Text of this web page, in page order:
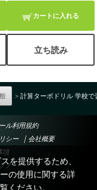
カートに入れる
立ち読み
> 計算ターボドリル 学校
ル利用規約
シー ｜ 会社概要
項
プを提供するため、
の使用に関する詳
ください。